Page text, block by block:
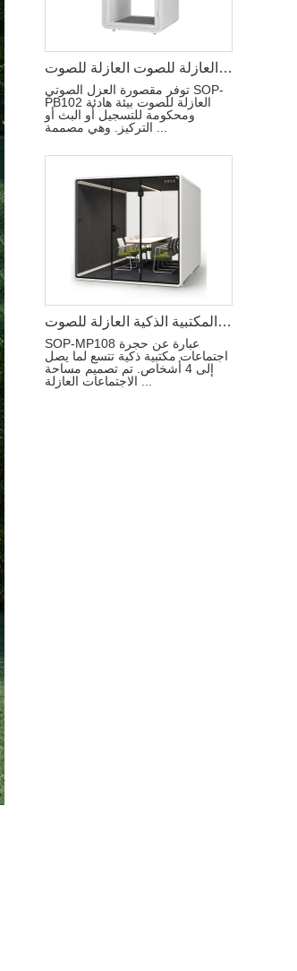
كبسولات الهاتف المكتبي العازلة للصوت العازلة للصوت
توفر مقصورة العزل الصوتي SOP-
PB102 العازلة للصوت بيئة هادئة
ومحكومة للتسجيل أو البث أو
التركيز. وهي مصممة ...
حجرة الاجتماعات المكتبية الذكية العازلة للصوت
SOP-MP108 عبارة عن حجرة
اجتماعات مكتبية ذكية تتسع لما يصل
إلى 4 أشخاص. تم تصميم مساحة
الاجتماعات العازلة ...